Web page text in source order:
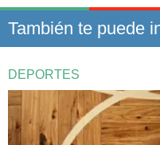
También te puede
DEPORTES